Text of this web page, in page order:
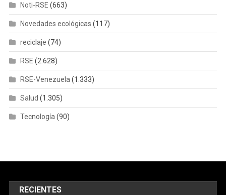
Noti-RSE (663)
Novedades ecológicas (117)
reciclaje (74)
RSE (2.628)
RSE-Venezuela (1.333)
Salud (1.305)
Tecnología (90)
RECIENTES